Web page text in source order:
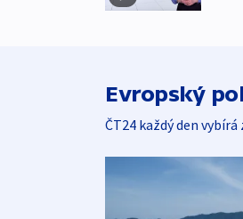
Evropský
ČT24 každý den